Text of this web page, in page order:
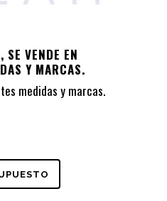
SE VENDE EN
Y MARCAS.
medidas y marcas.